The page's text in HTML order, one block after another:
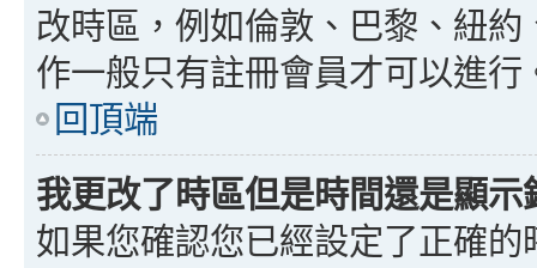
改時區，例如倫敦、巴黎、紐
作一般只有註冊會員才可以進
回頂端
我更改了時區但是時間還是顯示
如果您確認您已經設定了正確